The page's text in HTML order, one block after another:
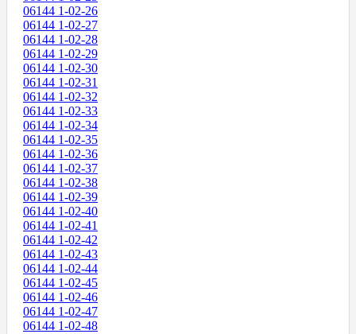
06144 1-02-26
06144 1-02-27
06144 1-02-28
06144 1-02-29
06144 1-02-30
06144 1-02-31
06144 1-02-32
06144 1-02-33
06144 1-02-34
06144 1-02-35
06144 1-02-36
06144 1-02-37
06144 1-02-38
06144 1-02-39
06144 1-02-40
06144 1-02-41
06144 1-02-42
06144 1-02-43
06144 1-02-44
06144 1-02-45
06144 1-02-46
06144 1-02-47
06144 1-02-48